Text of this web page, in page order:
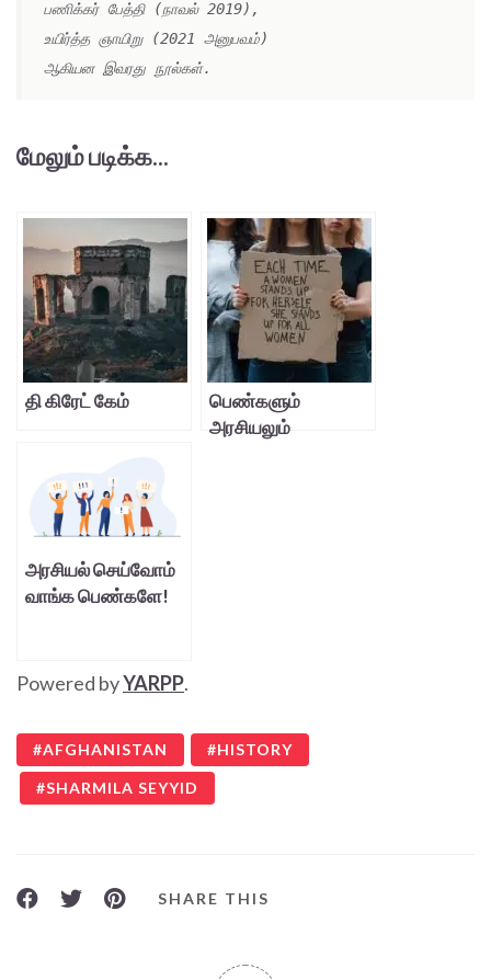
பணிக்கர் பேத்தி (நாவல் 2019),
உயிர்த்த ஞாயிறு (2021 அனுபவம்)
ஆகியன இவரது நூல்கள்.
மேலும் படிக்க...
தி கிரேட் கேம்
பெண்களும்
அரசியலும்
அரசியல் செய்வோம்
வாங்க பெண்களே!
Powered byYARPP.
AFGHANISTAN HISTORY
SHARMILA SEYYID
SHARE THIS